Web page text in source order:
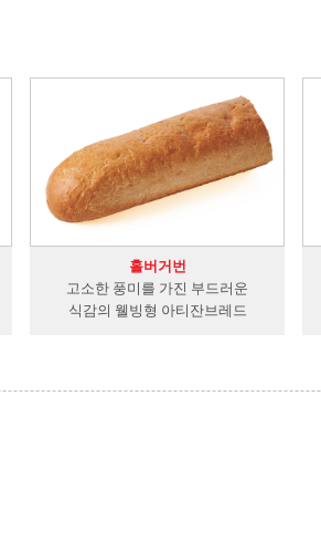
홀버거번
고소한 풍미를 가진 부드러운
식감의 웰빙형 아티잔브레드